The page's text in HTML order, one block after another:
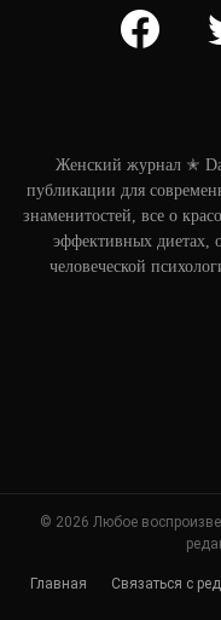
facebook
Женский журнал ✭
публикации для
знаменитостей, все о
эффективных диетах,
человеческой
© 2026 Любое
Главная Связаться с